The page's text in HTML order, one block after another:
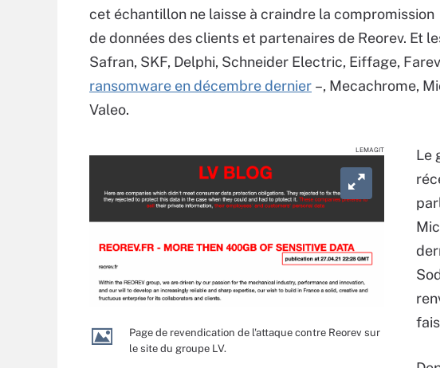
cet échantillon ne laisse à craindre la compromission
de données des clients et partenaires de Reorev. Et
Safran, SKF, Delphi, Schneider Electric, Eiffage,
ransomware en décembre dernier –, Mecachrome,
Valeo.
LEMAGIT
Page de revendication de l'attaque contre Reorev sur
le site du groupe LV.
Le